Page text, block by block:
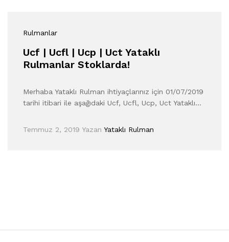
Rulmanlar
Ucf | Ucfl | Ucp | Uct Yataklı
Rulmanlar Stoklarda!
Merhaba Yataklı Rulman ihtiyaçlarınız için 01/07/2019
tarihi itibari ile aşağıdaki Ucf, Ucfl, Ucp, Uct Yataklı…
Temmuz 2, 2019 Yazan Yataklı Rulman